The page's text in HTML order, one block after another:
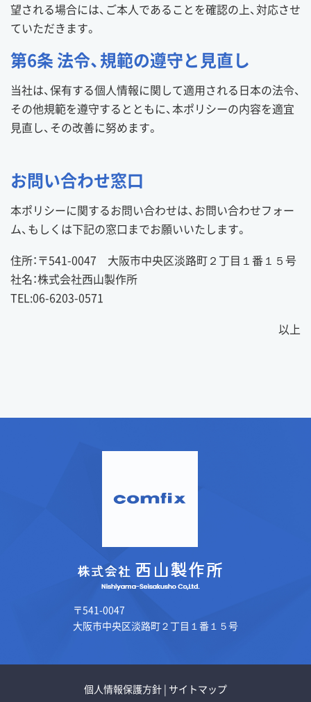
望される場合には、ご本人であることを確認の上、対応させ
ていただきます。
第6条 法令、規範の遵守と見直し
当社は、保有する個人情報に関して適用される日本の法令、
その他規範を遵守するとともに、本ポリシーの内容を適宜
見直し、その改善に努めます。
お問い合わせ窓口
本ポリシーに関するお問い合わせは、お問い合わせフォー
ム、もしくは下記の窓口までお願いいたします。
住所：〒541-0047 大阪市中央区淡路町２丁目１番１５号
社名：株式会社西山製作所
TEL:06-6203-0571
以上
〒541-0047
大阪市中央区淡路町２丁目１番１５号
個人情報保護方針 | サイトマップ